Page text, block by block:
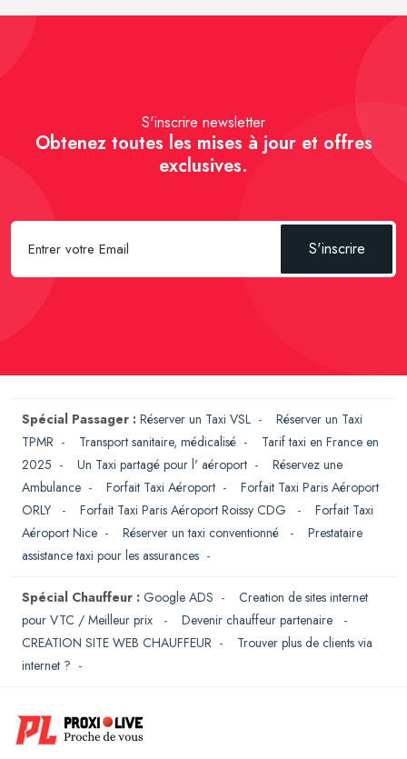
S'inscrire newsletter
Obtenez toutes les mises à jour et offres
exclusives.
S'inscrire
Spécial Passager : Réserver un Taxi VSL - Réserver un Taxi
TPMR - Transport sanitaire, médicalisé - Tarif taxi en France en
2025 - Un Taxi partagé pour l' aéroport - Réservez une
Ambulance - Forfait Taxi Aéroport - Forfait Taxi Paris Aéroport
ORLY
- Forfait Taxi Paris Aéroport Roissy CDG - Forfait Taxi
Aéroport Nice - Réserver un taxi conventionné - Prestataire
assistance taxi pour les assurances -
Spécial Chauffeur : Google ADS - Creation de sites internet
pour VTC / Meilleur prix
- Devenir chauffeur partenaire
-
CREATION SITE WEB CHAUFFEUR - Trouver plus de clients via
internet ? -